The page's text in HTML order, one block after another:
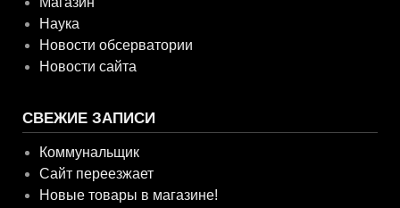
Наука
Новости обсерватории
Новости сайта
СВЕЖИЕ ЗАПИСИ
Коммунальщик
Сайт переезжает
Новые товары в магазине!